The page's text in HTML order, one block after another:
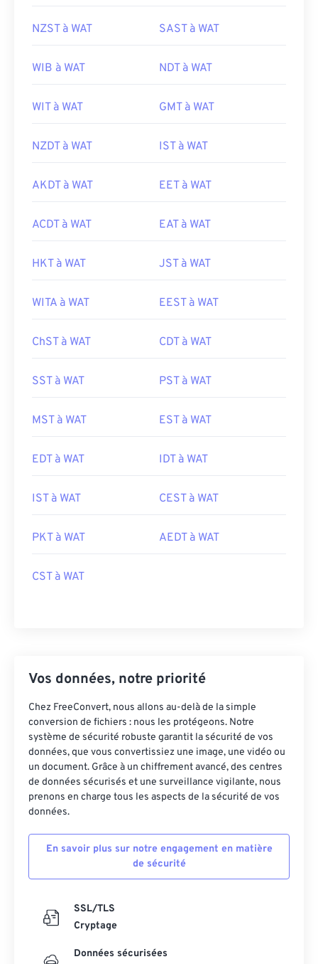
NZST à WAT SAST à WAT
WIB à WAT NDT à WAT
WIT à WAT GMT à WAT
NZDT à WAT IST à WAT
AKDT à WAT EET à WAT
ACDT à WAT EAT à WAT
HKT à WAT JST à WAT
WITA à WAT EEST à WAT
ChST à WAT CDT à WAT
SST à WAT PST à WAT
MST à WAT EST à WAT
EDT à WAT IDT à WAT
IST à WAT CEST à WAT
PKT à WAT AEDT à WAT
CST à WAT
Vos données, notre priorité
Chez FreeConvert, nous allons au-delà de la simple
conversion de fichiers : nous les protégeons. Notre
système de sécurité robuste garantit la sécurité de vos
données, que vous convertissiez une image, une vidéo ou
un document. Grâce à un chiffrement avancé, des centres
de données sécurisés et une surveillance vigilante, nous
prenons en charge tous les aspects de la sécurité de vos
données.
En savoir plus sur notre engagement en matière
de sécurité
SSL/TLS
Cryptage
Données sécurisées